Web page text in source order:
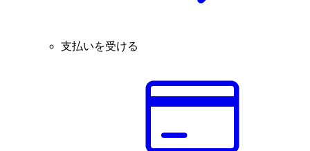
支払いを受ける